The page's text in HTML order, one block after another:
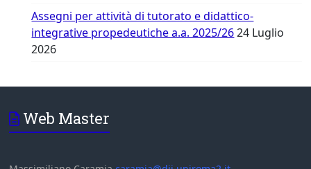
Assegni per attività di tutorato e didattico-
integrative propedeutiche a.a. 2025/26 24 Luglio
2026
Web Master